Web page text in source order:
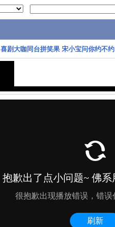
喜剧大咖同台拼笑果 宋小宝问你约不约